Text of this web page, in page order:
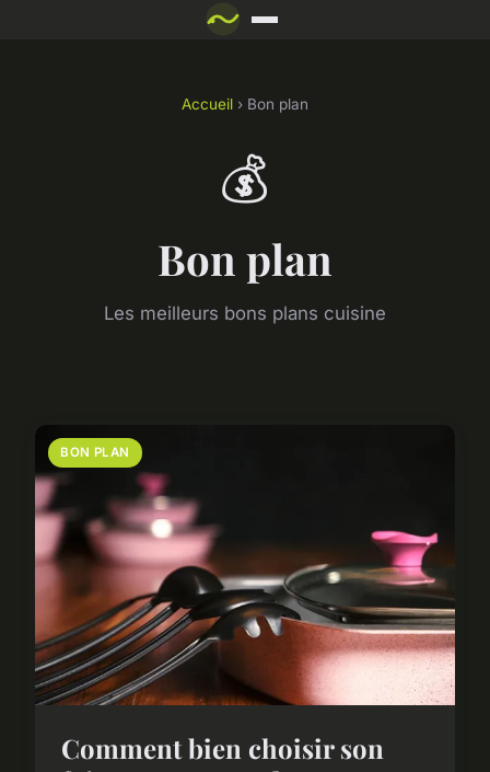
Accueil › Bon plan
💰
Bon plan
Les meilleurs bons plans cuisine
BON PLAN
Comment bien choisir son